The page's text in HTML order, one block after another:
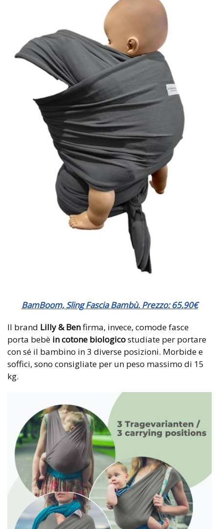
BamBoom, Sling Fascia Bambù. Prezzo:65,90€
Il brand Lilly & Benfirma, invece, comode fasce
porta bebè in cotone biologicostudiate per portare
con sé il bambino in 3 diverse posizioni. Morbide e
soffici, sono consigliate per un peso massimo di 15
kg.